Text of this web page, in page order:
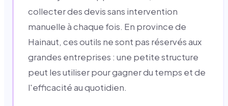
collecter des devis sans intervention
manuelle à chaque fois. En province de
Hainaut, ces outils ne sont pas réservés aux
grandes entreprises : une petite structure
peut les utiliser pour gagner du temps et de
l'efficacité au quotidien.